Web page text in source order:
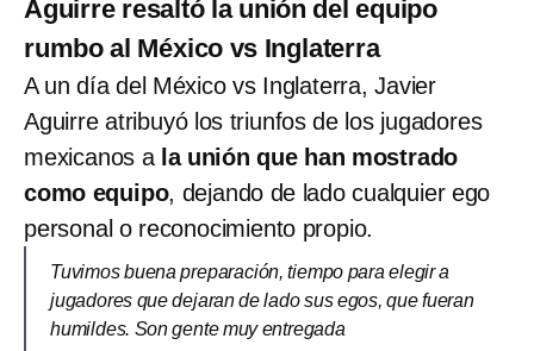
Aguirre resaltó la unión del equipo
rumbo al México vs Inglaterra
A un día del México vs Inglaterra, Javier
Aguirre atribuyó los triunfos de los jugadores
mexicanos a la unión que han mostrado
como equipo, dejando de lado cualquier ego
personal o reconocimiento propio.
Tuvimos buena preparación, tiempo para elegir a
jugadores que dejaran de lado sus egos, que fueran
humildes. Son gente muy entregada